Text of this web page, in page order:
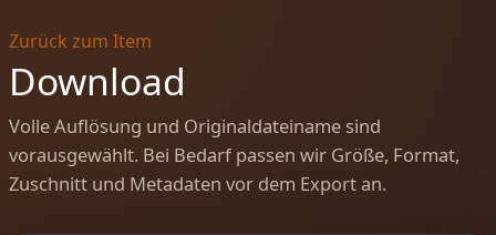
Zurück zum Item
Download
Volle Auflösung und Originaldateiname sind
vorausgewählt. Bei Bedarf passen wir Größe, Format,
Zuschnitt und Metadaten vor dem Export an.